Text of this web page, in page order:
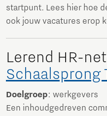
startpunt. Lees hier hoe
ook jouw vacatures erop
Lerend HR-
Schaalsprong
Doelgroep: werkgevers
Een inhoudgedreven